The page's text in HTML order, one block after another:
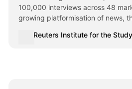
100,000 interviews across 48
growing platformisation of news,